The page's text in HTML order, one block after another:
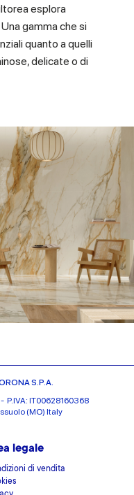
esplora
gamma che si
quanto a quelli
delicate o di
S.P.A.
- P.IVA: IT00628160368
(MO) Italy
legale
di vendita